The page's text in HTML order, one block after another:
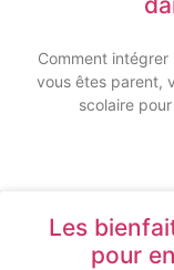
Comment intégrer
vous êtes parent,
scolaire
Les
pour